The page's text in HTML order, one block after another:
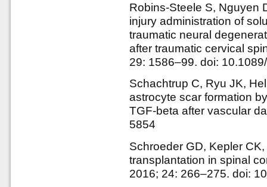
Robins-Steele S, Nguyen
injury administration of
traumatic neural
after traumatic cervical
29: 1586–99. doi:
Schachtrup C, Ryu JK,
astrocyte scar formation
TGF-beta after vascular
5854
Schroeder GD, Kepler
transplantation in spinal
2016; 24: 266–275. doi: